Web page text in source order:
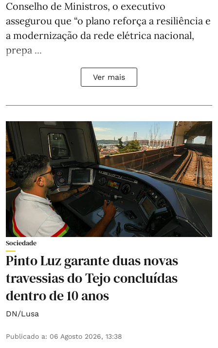
Conselho de Ministros, o executivo
assegurou que “o plano reforça a resiliência e
a modernização da rede elétrica nacional,
prepa ...
Ver mais
Sociedade
Pinto Luz garante duas novas
travessias do Tejo concluídas
dentro de 10 anos
DN/Lusa
Publicado a: 06 Agosto 2026, 13:38